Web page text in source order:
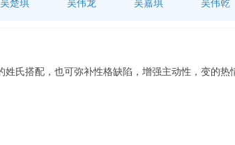
吴楚琪 吴伟龙 吴嘉琪 吴伟乾
姓氏搭配，也可弥补性格缺陷，增强主动性，变的